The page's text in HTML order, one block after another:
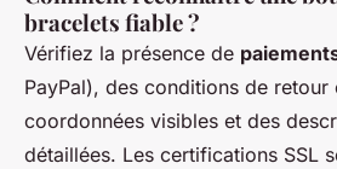
bracelets fiable ?
Vérifiez la présence de
PayPal), des conditions de retour
coordonnées visibles et des
détaillées. Les certifications SSL